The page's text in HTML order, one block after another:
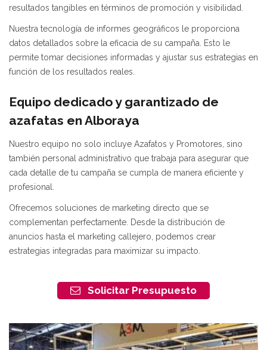
resultados tangibles en términos de promoción y visibilidad.
Nuestra tecnología de informes geográficos le proporciona
datos detallados sobre la eficacia de su campaña. Esto le
permite tomar decisiones informadas y ajustar sus estrategias en
función de los resultados reales.
Equipo dedicado y garantizado de
azafatas en Alboraya
Nuestro equipo no solo incluye Azafatos y Promotores, sino
también personal administrativo que trabaja para asegurar que
cada detalle de tu campaña se cumpla de manera eficiente y
profesional.
Ofrecemos soluciones de marketing directo que se
complementan perfectamente. Desde la distribución de
anuncios hasta el marketing callejero, podemos crear
estrategias integradas para maximizar su impacto.
Solicitar Presupuesto